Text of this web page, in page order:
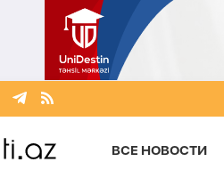
ВСЕ НОВОСТИ